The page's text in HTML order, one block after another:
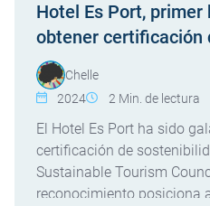
Hotel Es Port, primer
obtener certificación
Chelle
2024
2 Min. de lectura
El Hotel Es Port ha sido
certificación de
Sustainable Tourism
reconocimiento posiciona